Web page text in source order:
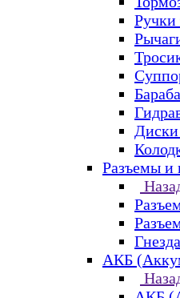
Ручки
Разъемы и
АКБ